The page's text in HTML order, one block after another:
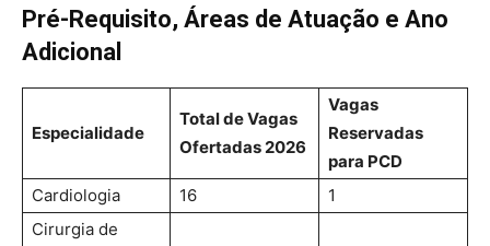
Pré-Requisito, Áreas de Atuação e Ano
Adicional
Especialidade
Total de Vagas
Ofertadas 2026
Vagas
Reservadas
para PCD
Cardiologia
16
1
Cirurgia de